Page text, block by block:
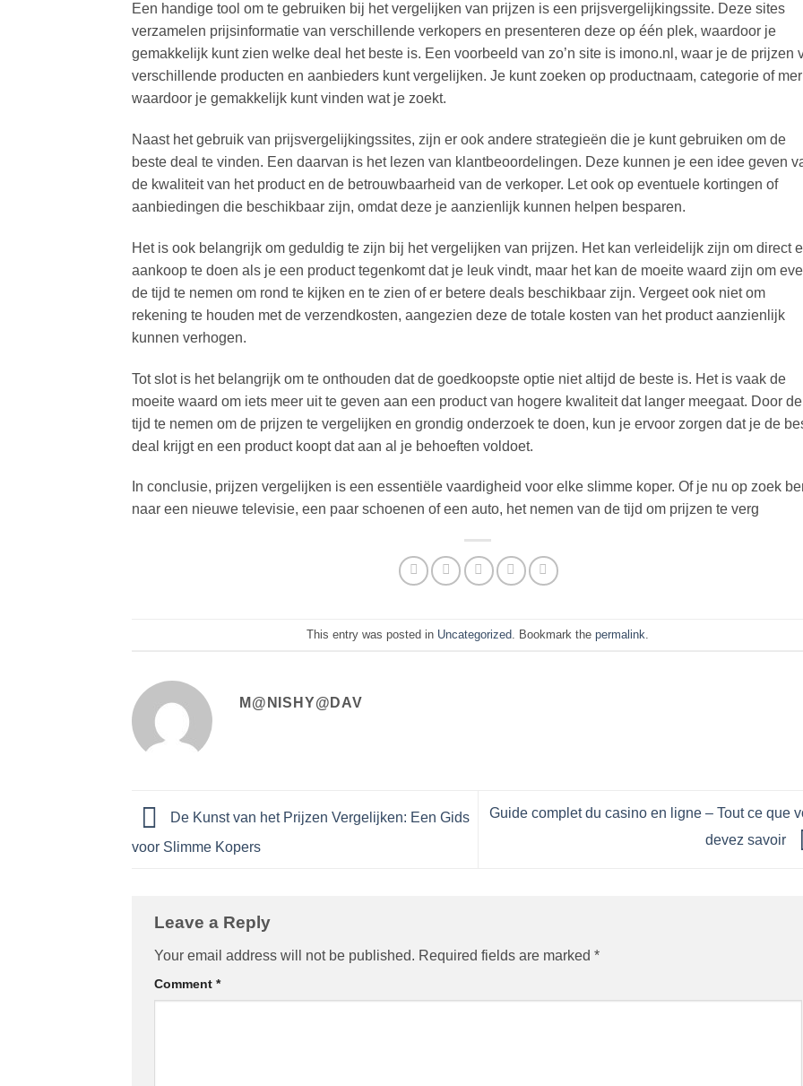
Een handige tool om te gebruiken bij het vergelijken van prijzen is een prijsvergelijkingssite. Deze sites
verzamelen prijsinformatie van verschillende verkopers en presenteren deze op één plek, waardoor je
gemakkelijk kunt zien welke deal het beste is. Een voorbeeld van zo’n site is imono.nl, waar je de prijzen
verschillende producten en aanbieders kunt vergelijken. Je kunt zoeken op productnaam, categorie of
waardoor je gemakkelijk kunt vinden wat je zoekt.
Naast het gebruik van prijsvergelijkingssites, zijn er ook andere strategieën die je kunt gebruiken om de
beste deal te vinden. Een daarvan is het lezen van klantbeoordelingen. Deze kunnen je een idee geven
de kwaliteit van het product en de betrouwbaarheid van de verkoper. Let ook op eventuele kortingen of
aanbiedingen die beschikbaar zijn, omdat deze je aanzienlijk kunnen helpen besparen.
Het is ook belangrijk om geduldig te zijn bij het vergelijken van prijzen. Het kan verleidelijk zijn om direct
aankoop te doen als je een product tegenkomt dat je leuk vindt, maar het kan de moeite waard zijn om
de tijd te nemen om rond te kijken en te zien of er betere deals beschikbaar zijn. Vergeet ook niet om
rekening te houden met de verzendkosten, aangezien deze de totale kosten van het product aanzienlijk
kunnen verhogen.
Tot slot is het belangrijk om te onthouden dat de goedkoopste optie niet altijd de beste is. Het is vaak de
moeite waard om iets meer uit te geven aan een product van hogere kwaliteit dat langer meegaat. Door de
tijd te nemen om de prijzen te vergelijken en grondig onderzoek te doen, kun je ervoor zorgen dat je de
deal krijgt en een product koopt dat aan al je behoeften voldoet.
In conclusie, prijzen vergelijken is een essentiële vaardigheid voor elke slimme koper. Of je nu op zoek
naar een nieuwe televisie, een paar schoenen of een auto, het nemen van de tijd om prijzen te verg
This entry was posted in Uncategorized . Bookmark thepermalink
M@NISHY@DAV
De Kunst van het Prijzen Vergelijken: Een Gids
voor Slimme Kopers
Guide complet du casino en ligne – Tout ce que
devez savoir
Leave a Reply
Your email address will not be published. Required fields are marked *
Comment *